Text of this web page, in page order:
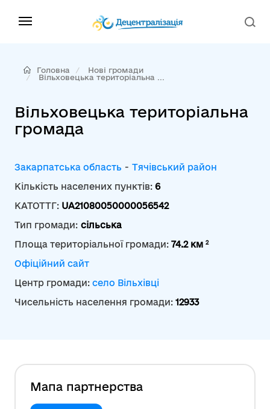
Головна
Нові громади
Вільховецька територіальна ...
Вільховецька територіальна
громада
Закарпатська область - Тячівський район
Кількість населених пунктів: 6
КАТОТТГ: UA21080050000056542
Тип громади: сільська
Площа територіальної громади: 74.2 км 2
Офіційний сайт
Центр громади: село Вільхівці
Чисельність населення громади: 12933
Мапа партнерства